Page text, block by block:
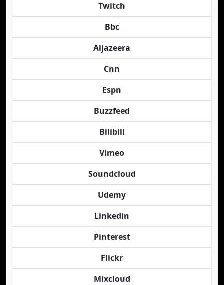
Twitch
Bbc
Aljazeera
Cnn
Espn
Buzzfeed
Bilibili
Vimeo
Soundcloud
Udemy
Linkedin
Pinterest
Flickr
Mixcloud